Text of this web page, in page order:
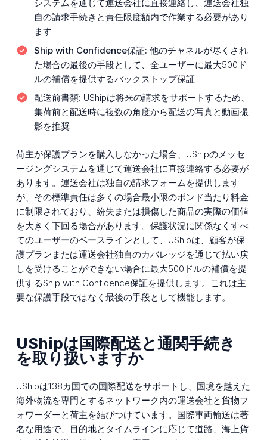
システムを通じて運送会社に直接連絡し、運送会社独
自の請求手続きと責任限度額内で作業する必要があり
ます
Ship with Confidence保証: 他のチャネルが尽くされ
た場合の最後の手段として、全ユーザーに最大500ド
ルの補償を提供するバックストップ保証
配送前書類: UShipは将来の請求をサポートするため、
集荷前と配送時に複数の角度から配送の写真と動画撮
影を推奨
荷主が保護プランを購入しなかった場合、UShipのメッセ
ージングシステムを通じて運送会社に直接連絡する必要が
あります。運送会社は独自の請求フォームを提供します
が、その標準責任は多くの場合最小限のポンド当たり料金
に制限されており、紛失または損傷した商品の実際の価値
を大きく下回る場合があります。保護状況に関係なくすべ
てのユーザーのベースラインとして、UShipは、顧客が保
護プランまたは運送会社独自のカバレッジを通じて払い戻
しを受けることができない場合に最大500ドルの補償を提
供するShip with Confidence保証を提供します。これは主
要な保護手段ではなく最後の手段として機能します。
UShipは国際配送と通関手続き
を取り扱いますか
UShipは138カ国での国際配送をサポートし、国境を越えた
海外物流を専門とするネットワーク内の運送会社と貨物フ
ォワーダーと荷主を結びつけています。国際車両輸送は著
名な用途で、目的地とタイムラインに応じて道路、海上貨